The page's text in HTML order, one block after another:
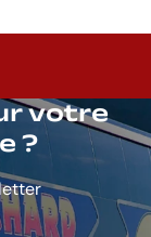
votre
?